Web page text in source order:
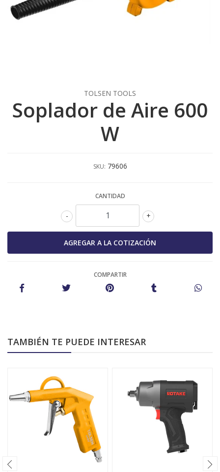
TOLSEN TOOLS
Soplador de Aire 600
W
SKU: 79606
CANTIDAD
+
-
COMPARTIR
TAMBIÉN TE PUEDE INTERESAR